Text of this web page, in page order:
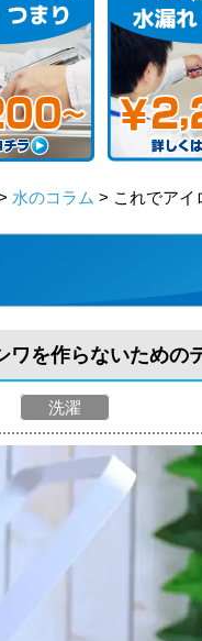
水のコラム > これでアイ
ワを作らないための
洗濯